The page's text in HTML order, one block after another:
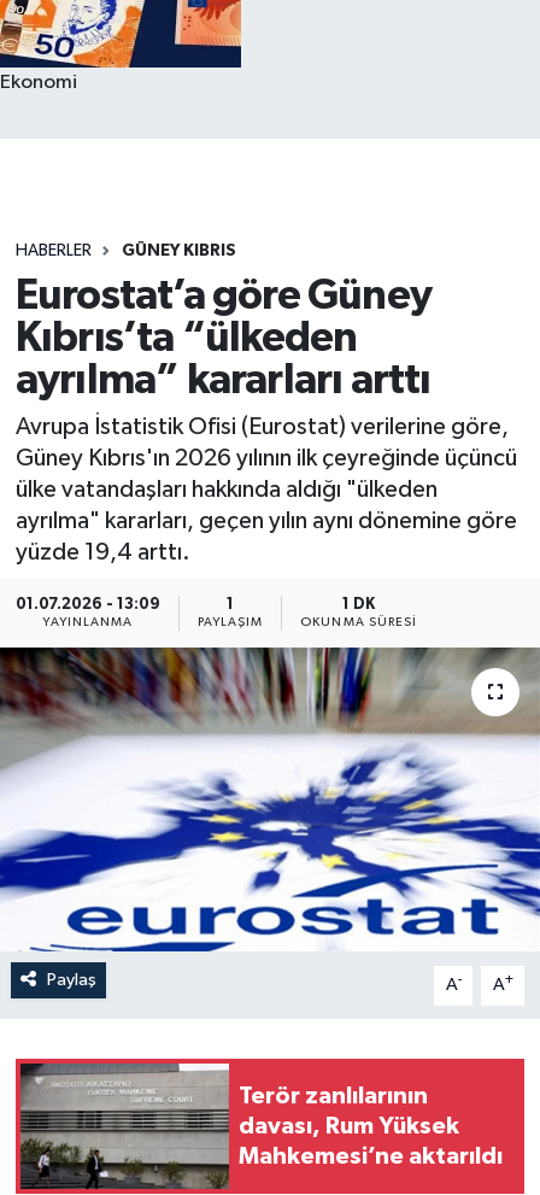
Ekonomi
HABERLER GÜNEY KIBRIS
Eurostat’a göre Güney
Kıbrıs’ta “ülkeden
ayrılma” kararları arttı
Avrupa İstatistik Ofisi (Eurostat) verilerine göre,
Güney Kıbrıs'ın 2026 yılının ilk çeyreğinde üçüncü
ülke vatandaşları hakkında aldığı "ülkeden
ayrılma" kararları, geçen yılın aynı dönemine göre
yüzde 19,4 arttı.
01.07.2026 - 13:09
YAYINLANMA
1
PAYLAŞIM
1 DK
OKUNMA SÜRESI
Paylaş A- A+
Terör zanlılarının
davası, Rum Yüksek
Mahkemesi’ne aktarıldı